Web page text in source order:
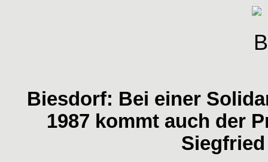
Biesdorf: Bei einer
1987 kommt auch der